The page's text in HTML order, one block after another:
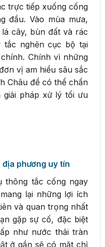
trực tiếp xuống cống
đầu. Vào mùa mưa,
cây, bùn đất và rác
nghẽn cục bộ tại
Chính vì những
vị am hiểu sâu sắc
Châu để có thể chẩn
pháp xử lý tối ưu
phương uy tín
thông tắc cống ngay
lại những lợi ích
và quan trọng nhất
gặp sự cố, đặc biệt
như nước thải tràn
ở gần sẽ có mặt chỉ